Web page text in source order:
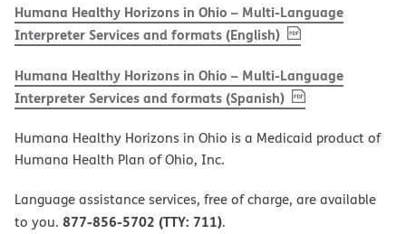
Humana Healthy Horizons in Ohio – Multi-Language
Interpreter Services and formats (English), PDF(opens in new
Humana Healthy Horizons in Ohio – Multi-Language
Interpreter Services and formats (Spanish), PDF(opens in new
Humana Healthy Horizons in Ohio is a Medicaid product of
Humana Health Plan of Ohio, Inc.
Language assistance services, free of charge, are available
to you. 877-856-5702 (TTY: 711).